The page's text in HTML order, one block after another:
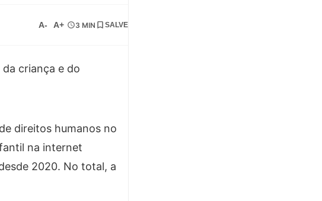
A- A+ 3 MIN SALVE
direitos humanos no
na internet
2020. No total, a